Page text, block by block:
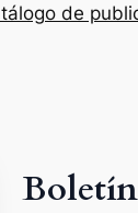
de